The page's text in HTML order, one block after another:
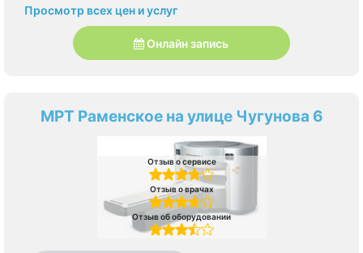
Просмотр всех цен и услуг
Онлайн запись
МРТ Раменское на улице Чугунова 6
Отзыв о сервисе
Отзыв о врачах
Отзыв об оборудовании